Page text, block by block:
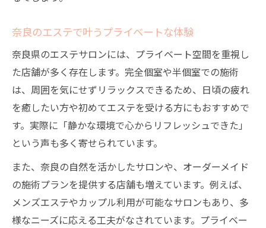
奈良のエステで叶うプライベートな体験
奈良県のエステサロンには、プライベート空間を重視し
た店舗が多く存在します。完全個室や半個室での施術
は、周囲を気にせずリラックスできるため、日頃の疲れ
を癒したい方や初めてエステを受ける方にもおすすめで
す。実際に「静かな環境で心からリフレッシュできた」
という声も多く寄せられています。
また、奈良の自然を活かしたサロンや、オーダーメイド
の施術プランを提供する店舗も増えています。例えば、
メンズエステやカップル利用が可能なサロンもあり、多
様なニーズに応える工夫がなされています。プライベー